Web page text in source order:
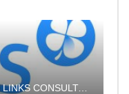
Coworking Channel présente LINKS CONSULTANTS, l’indépendance en toute sécurité avec le portage salarial